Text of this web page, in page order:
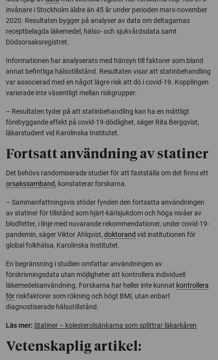
invånare i Stockholm äldre än 45 år under perioden mars-november
2020. Resultaten bygger på analyser av data om deltagarnas
receptbelagda läkemedel, hälso- och sjukvårdsdata samt
Dödsorsaksregistret.
Informationen har analyserats med hänsyn till faktorer som bland
annat befintliga hälsotillstånd. Resultaten visar att statinbehandling
var associerad med en något lägre risk att dö i covid-19. Kopplingen
varierade inte väsentligt mellan riskgrupper.
– Resultaten tyder på att statinbehandling kan ha en måttligt
förebyggande effekt på covid-19-dödlighet, säger Rita Bergqvist,
läkarstudent vid Karolinska Institutet.
Fortsatt användning av statiner
Det behövs randomiserade studier för att fastställa om det finns ett
orsakssamband, konstaterar forskarna.
– Sammanfattningsvis stöder fynden den fortsatta användningen
av statiner för tillstånd som hjärt-kärlsjukdom och höga nivåer av
blodfetter, i linje med nuvarande rekommendationer, under covid-19-
pandemin, säger Viktor Ahlqvist, doktorand vid institutionen för
global folkhälsa, Karolinska Institutet.
En begränsning i studien omfattar användningen av
förskrivningsdata utan möjligheter att kontrollera individuell
läkemedelsanvändning. Forskarna har heller inte kunnat kontrollera
för riskfaktorer som rökning och högt BMI, utan enbart
diagnostiserade hälsotillstånd.
Läs mer: Statiner – kolesterolsänkarna som splittrar läkarkåren
Vetenskaplig artikel: